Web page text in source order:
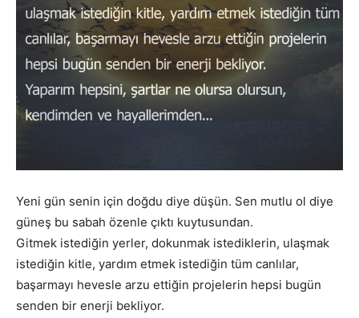
Yeni gün senin için doğdu diye düşün. Sen mutlu ol diye
güneş bu sabah özenle çıktı kuytusundan.
Gitmek istediğin yerler, dokunmak istediklerin, ulaşmak
istediğin kitle, yardım etmek istediğin tüm canlılar,
başarmayı hevesle arzu ettiğin projelerin hepsi bugün
senden bir enerji bekliyor.